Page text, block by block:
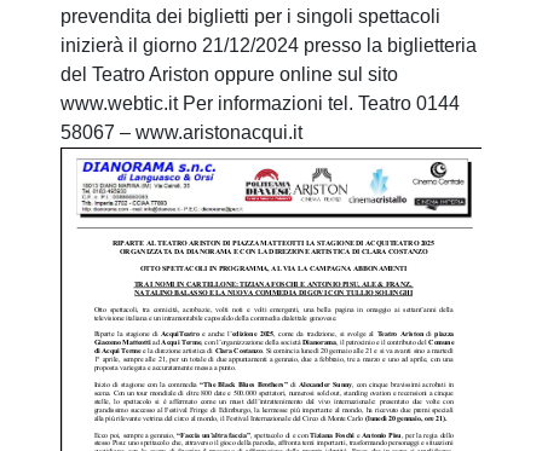
prevendita dei biglietti per i singoli spettacoli
inizierà il giorno 21/12/2024 presso la biglietteria
del Teatro Ariston oppure online sul sito
www.webtic.it Per informazioni tel. Teatro 0144
58067 – www.aristonacqui.it